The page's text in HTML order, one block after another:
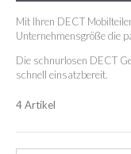
Mit Ihren DECT
Unternehmensgröße die
Die schnurlosen DECT
schnell einsatzbereit.
4 Artikel